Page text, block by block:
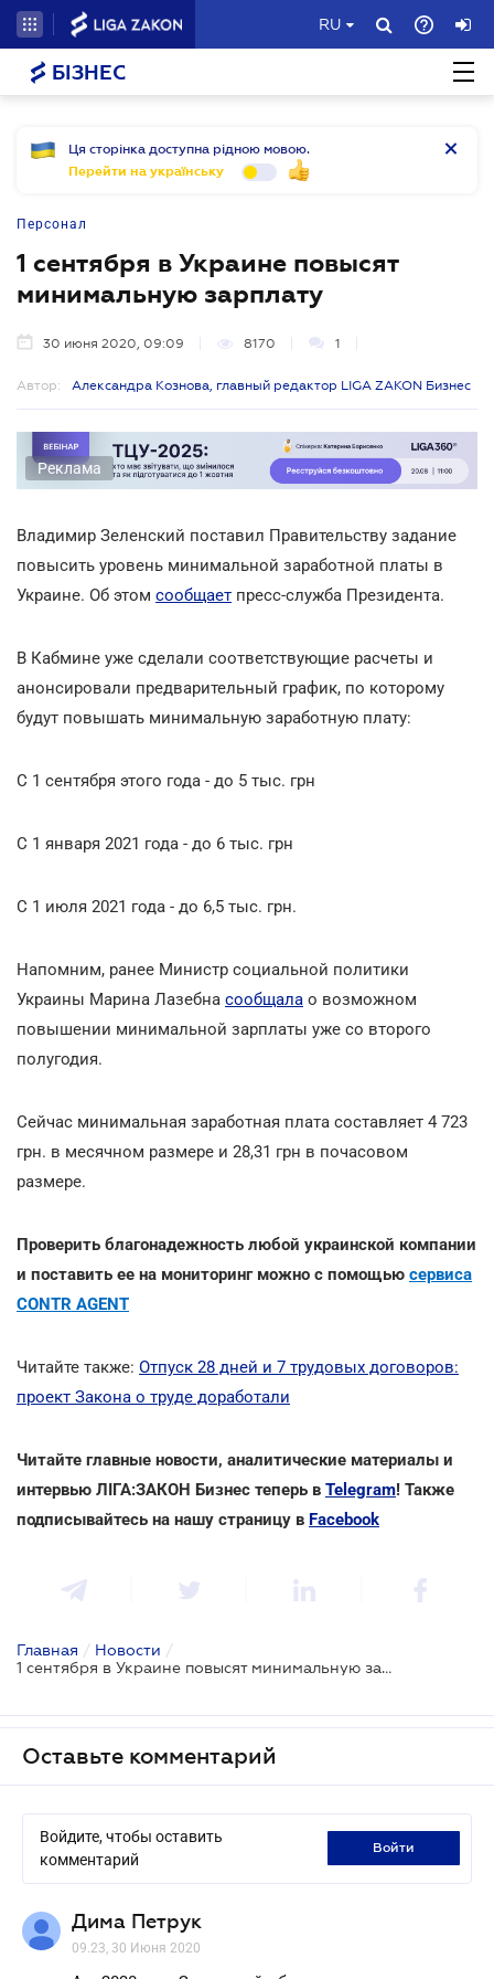
RU
БІЗНЕС
Ця сторінка доступна рідною мовою.
Перейти на українську
Персонал
1 сентября в Украине повысят
минимальную зарплату
30 июня 2020, 09:09 8170 1
Автор: Александра Кознова, главный редактор LIGA ZAKON Бизнес
Реклама
Владимир Зеленский поставил Правительству задание
повысить уровень минимальной заработной платы в
Украине. Об этом сообщает пресс-служба Президента.
В Кабмине уже сделали соответствующие расчеты и
анонсировали предварительный график, по которому
будут повышать минимальную заработную плату:
С 1 сентября этого года - до 5 тыс. грн
С 1 января 2021 года - до 6 тыс. грн
С 1 июля 2021 года - до 6,5 тыс. грн.
Напомним, ранее Министр социальной политики
Украины Марина Лазебна сообщала о возможном
повышении минимальной зарплаты уже со второго
полугодия.
Сейчас минимальная заработная плата составляет 4 723
грн. в месячном размере и 28,31 грн в почасовом
размере.
Проверить благонадежность любой украинской компании
и поставить ее на мониторинг можно с помощью сервиса
CONTR AGENT
Читайте также: Отпуск 28 дней и 7 трудовых договоров:
проект Закона о труде доработали
Читайте главные новости, аналитические материалы и
интервью ЛІГА:ЗАКОН Бизнес теперь в Telegram! Также
подписывайтесь на нашу страницу в Facebook
Главная / Новости /
1 сентября в Украине повысят минимальную зарплату
Оставьте комментарий
Войдите, чтобы оставить
комментарий
войти
Дима Петрук
09.23, 30 Июня 2020